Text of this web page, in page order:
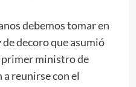
debemos tomar en
decoro que asumió
primer ministro de
reunirse con el